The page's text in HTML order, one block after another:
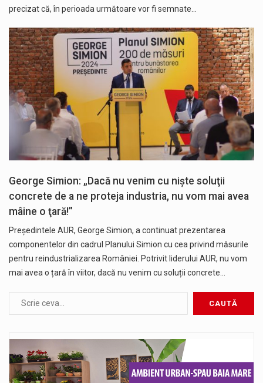
precizat că, în perioada următoare vor fi semnate…
George Simion: „Dacă nu venim cu nişte soluţii
concrete de a ne proteja industria, nu vom mai avea
mâine o ţară!”
Președintele AUR, George Simion, a continuat prezentarea
componentelor din cadrul Planului Simion cu cea privind măsurile
pentru reindustrializarea României. Potrivit liderului AUR, nu vom
mai avea o țară în viitor, dacă nu venim cu soluții concrete…